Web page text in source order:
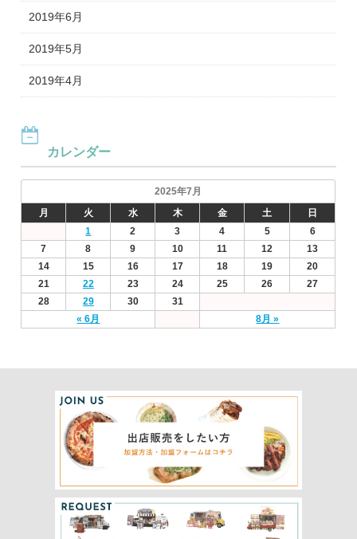
2019年6月
2019年5月
2019年4月
カレンダー
2025年7月
月
火 水 木 金 土 日
« 6月 8月 »
1 2 3 4 5
6
7
8 9 10 11 12
13
14
15 16 17 18 19
20
21
22 23 24 25 26
27
28
29 30 31